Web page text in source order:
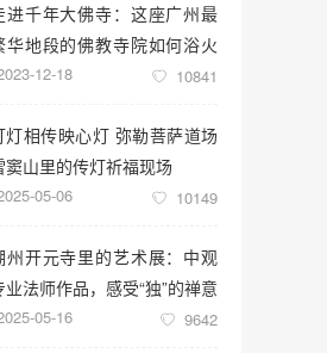
进千年大佛寺：这座广州最
华地段的佛教寺院如何浴火
生 12-18 10841
灯相传映心灯 弥勒菩萨道场
窦山里的传灯祈福现场
05-06 10149
州开元寺里的艺术展：中观
业法师作品，感受“独”的禅意
界 05-16 9642